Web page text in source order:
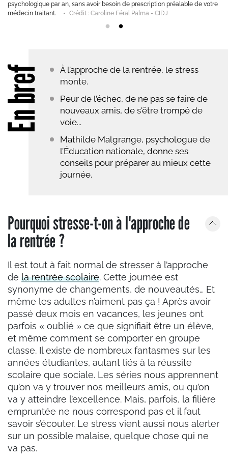
bref
À l’approche de la rentrée, le stress
monte.
Peur de l’échec, de ne pas se faire de
nouveaux amis, de s'être trompé de
voie...
Mathilde Malgrange, psychologue de
l’Éducation nationale, donne ses
conseils pour préparer au mieux cette
journée.
psychologique par an, sans avoir besoin de prescription préalable de votre
médecin traitant.
Crédit : Caroline Féral Palma - CIDJ
Pourquoi stresse-t-on à l'approche de
la rentrée ?
Il est tout à fait normal de stresser à l’approche
de la rentrée scolaire. Cette journée est
synonyme de changements, de nouveautés… Et
même les adultes n’aiment pas ça ! Après avoir
passé deux mois en vacances, les jeunes ont
parfois « oublié » ce que signifiait être un élève,
et même comment se comporter en groupe
classe. Il existe de nombreux fantasmes sur les
années étudiantes, autant liés à la réussite
scolaire que sociale. Les séries nous apprennent
qu’on va y trouver nos meilleurs amis, ou qu’on
va y atteindre l’excellence. Mais, parfois, la filière
empruntée ne nous correspond pas et il faut
savoir s’écouter. Le stress vient aussi nous alerter
sur un possible malaise, quelque chose qui ne
va pas.